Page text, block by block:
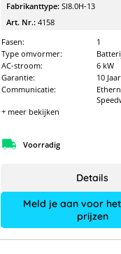
Fabrikanttype: SI8.0H-13
Art. Nr.: 4158
Fasen:
1
Type omvormer:
AC-stroom:
6 kW
Garantie:
10 Jaar
Communicatie:
+ meer bekijken
Voorradig
Meld je aan voor
prijzen
Details